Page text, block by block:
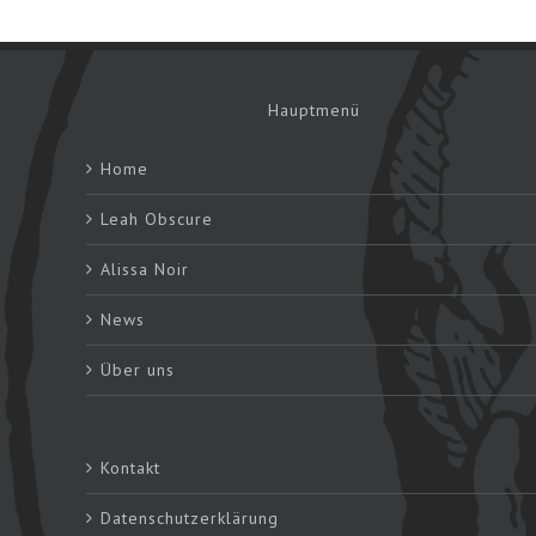
Hauptmenü
Home
Leah Obscure
Alissa Noir
News
Über uns
Kontakt
Datenschutzerklärung